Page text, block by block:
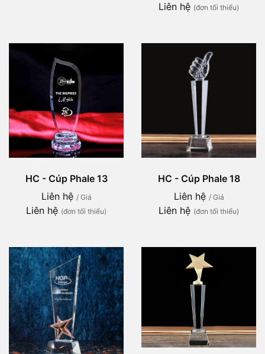
Liên hệ (đơn tối thiểu)
HC - Cúp Phale 13
Liên hệ / Giá
Liên hệ (đơn tối thiểu)
HC - Cúp Phale 18
Liên hệ / Giá
Liên hệ (đơn tối thiểu)